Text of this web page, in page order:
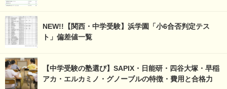
NEW!!【関西・中学受験】浜学園「小6合否判定テス
ト」偏差値一覧
【中学受験の塾選び】SAPIX・日能研・四谷大塚・早稲
アカ・エルカミノ・グノーブルの特徴・費用と合格力